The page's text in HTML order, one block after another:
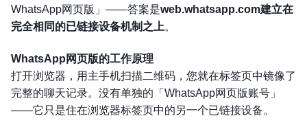
WhatsApp网页版」——答案是web.whatsapp.com建立在
完全相同的已链接设备机制之上。
WhatsApp网页版的工作原理
打开浏览器，用主手机扫描二维码，您就在标签页中镜像了
完整的聊天记录。没有单独的「WhatsApp网页版账号」
——它只是住在浏览器标签页中的另一个已链接设备。